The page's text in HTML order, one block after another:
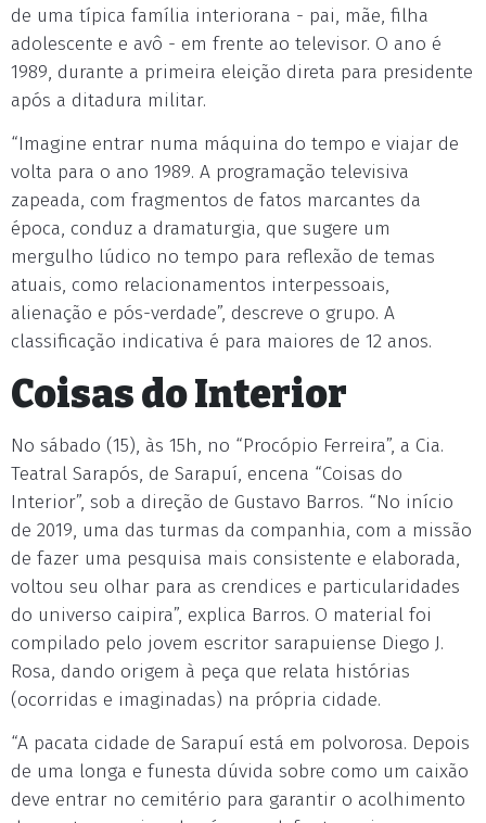
de uma típica família interiorana - pai, mãe, filha
adolescente e avô - em frente ao televisor. O ano é
1989, durante a primeira eleição direta para presidente
após a ditadura militar.
“Imagine entrar numa máquina do tempo e viajar de
volta para o ano 1989. A programação televisiva
zapeada, com fragmentos de fatos marcantes da
época, conduz a dramaturgia, que sugere um
mergulho lúdico no tempo para reflexão de temas
atuais, como relacionamentos interpessoais,
alienação e pós-verdade”, descreve o grupo. A
classificação indicativa é para maiores de 12 anos.
Coisas do Interior
No sábado (15), às 15h, no “Procópio Ferreira”, a Cia.
Teatral Sarapós, de Sarapuí, encena “Coisas do
Interior”, sob a direção de Gustavo Barros. “No início
de 2019, uma das turmas da companhia, com a missão
de fazer uma pesquisa mais consistente e elaborada,
voltou seu olhar para as crendices e particularidades
do universo caipira”, explica Barros. O material foi
compilado pelo jovem escritor sarapuiense Diego J.
Rosa, dando origem à peça que relata histórias
(ocorridas e imaginadas) na própria cidade.
“A pacata cidade de Sarapuí está em polvorosa. Depois
de uma longa e funesta dúvida sobre como um caixão
deve entrar no cemitério para garantir o acolhimento